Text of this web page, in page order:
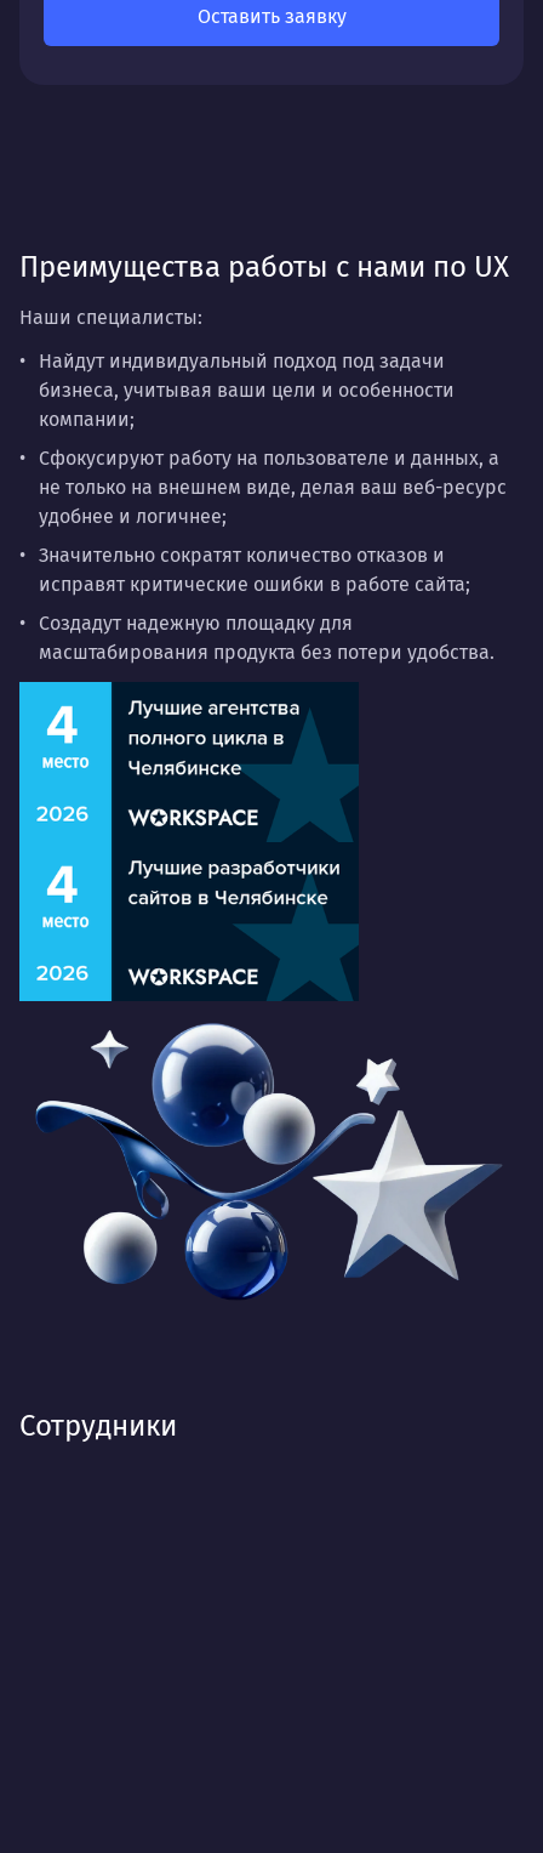
Оставить заявку
Преимущества работы с нами по UX
Наши специалисты:
Найдут индивидуальный подход под задачи
бизнеса, учитывая ваши цели и особенности
компании;
Сфокусируют работу на пользователе и данных, а
не только на внешнем виде, делая ваш веб-ресурс
удобнее и логичнее;
Значительно сократят количество отказов и
исправят критические ошибки в работе сайта;
Создадут надежную площадку для
масштабирования продукта без потери удобства.
Сотрудники